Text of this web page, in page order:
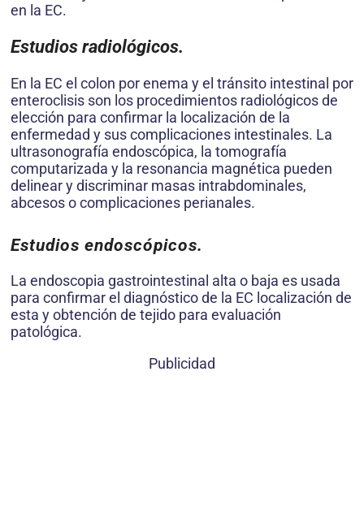
en la EC.
Estudios radiológicos.
En la EC el colon por enema y el tránsito intestinal por
enteroclisis son los procedimientos radiológicos de
elección para confirmar la localización de la
enfermedad y sus complicaciones intestinales. La
ultrasonografía endoscópica, la tomografía
computarizada y la resonancia magnética pueden
delinear y discriminar masas intrabdominales,
abcesos o complicaciones perianales.
Estudios endoscópicos.
La endoscopia gastrointestinal alta o baja es usada
para confirmar el diagnóstico de la EC localización de
esta y obtención de tejido para evaluación
patológica.
Publicidad